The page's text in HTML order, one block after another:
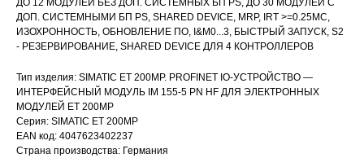
ДО 12 МОДУЛЕЙ БЕЗ ДОП. СИСТЕМНЫХ БП PS, ДО 30 МОДУЛЕЙ С
ДОП. СИСТЕМНЫМИ БП PS, SHARED DEVICE, MRP, IRT >=0.25МС,
ИЗОХРОННОСТЬ, ОБНОВЛЕНИЕ ПО, I&M0...3, БЫСТРЫЙ ЗАПУСК, S2
- РЕЗЕРВИРОВАНИЕ, SHARED DEVICE ДЛЯ 4 КОНТРОЛЛЕРОВ
Тип изделия: SIMATIC ET 200MP. PROFINET IO-УСТРОЙСТВО —
ИНТЕРФЕЙСНЫЙ МОДУЛЬ IM 155-5 PN HF ДЛЯ ЭЛЕКТРОННЫХ
МОДУЛЕЙ ET 200MP
Серия: SIMATIC ET 200MP
EAN код: 4047623402237
Страна производства: Германия